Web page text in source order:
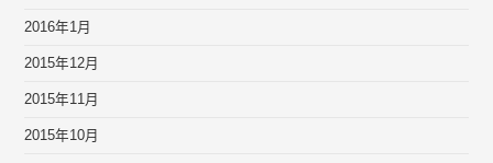
2016年1月
2015年12月
2015年11月
2015年10月